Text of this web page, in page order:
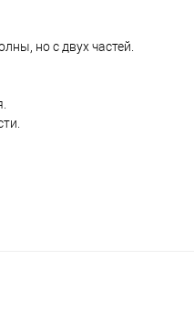
но с двух частей.